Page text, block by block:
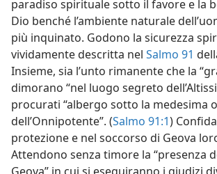
paradiso spirituale sotto il favore e la
Dio benché l’ambiente naturale
più inquinato. Godono la sicurezza
vividamente descritta nel Salmo 91
Insieme, sia l’unto rimanente che la
dimorano “nel luogo segreto
procurati “albergo sotto la medesima
dell’Onnipotente”. (Salmo 91:1)
protezione e nel soccorso di Geova
Attendono senza timore la “presenza